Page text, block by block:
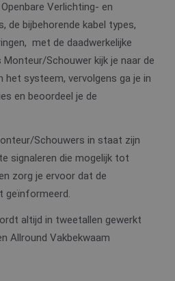
Verlichting- en
de bijbehorende kabel types,
met de daadwerkelijke
Schouwer kijk je naar de
het systeem, vervolgens ga je in
en beoordeel je de
Schouwers in staat zijn
signaleren die mogelijk tot
zorg je ervoor dat de
geïnformeerd.
altijd in tweetallen gewerkt
Allround Vakbekwaam